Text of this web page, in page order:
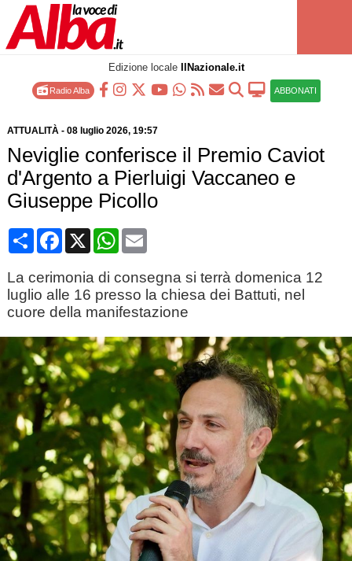
Edizione locale IlNazionale.it
Radio Alba ABBONATI
ATTUALITÀ- 08 luglio 2026, 19:57
Neviglie conferisce il Premio Caviot
d'Argento a Pierluigi Vaccaneo e
Giuseppe Picollo
CondividiFacebook
X WhatsApp
Email
La cerimonia di consegna si terrà domenica 12
luglio alle 16 presso la chiesa dei Battuti, nel
cuore della manifestazione